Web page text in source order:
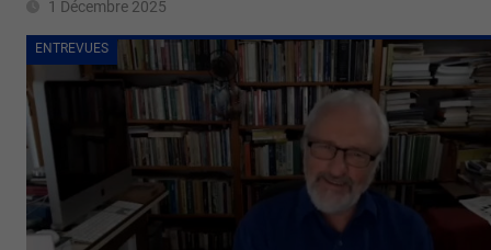
1 Décembre 2025
ENTREVUES